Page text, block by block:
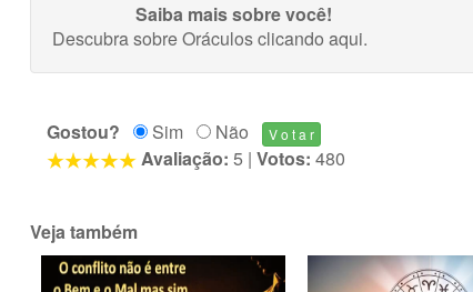
Saiba mais sobre você!
Descubra sobre Oráculosclicando aqui.
Gostou? Sim
Não
Avaliação: 5 | Votos: 480
Veja também